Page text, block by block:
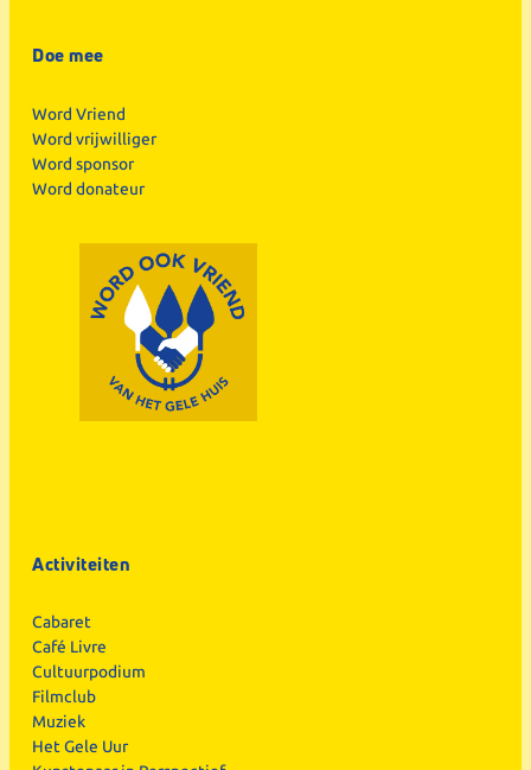
Doe mee
Word Vriend
Word vrijwilliger
Word sponsor
Word donateur
Activiteiten
Cabaret
Café Livre
Cultuurpodium
Filmclub
Muziek
Het Gele Uur